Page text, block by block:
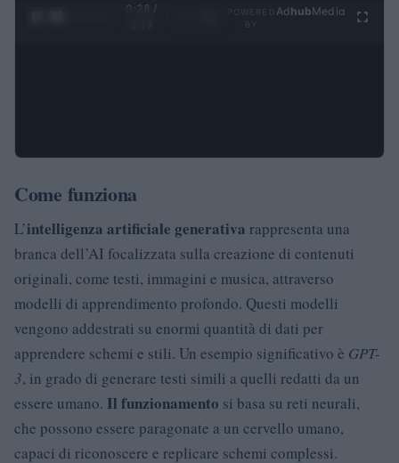
0:28 /
Ad hubMedia
Come funziona
L’intelligenza artificiale generativa rappresenta una
branca dell’AI focalizzata sulla creazione di contenuti
originali, come testi, immagini e musica, attraverso
modelli di apprendimento profondo. Questi modelli
vengono addestrati su enormi quantità di dati per
apprendere schemi e stili. Un esempio significativo è GPT-
3, in grado di generare testi simili a quelli redatti da un
essere umano. Il funzionamento si basa su reti neurali,
che possono essere paragonate a un cervello umano,
capaci di riconoscere e replicare schemi complessi.